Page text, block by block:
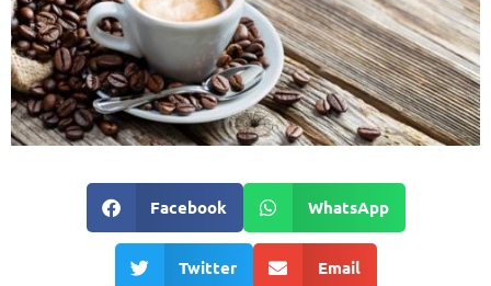
Facebook WhatsApp
Twitter Email